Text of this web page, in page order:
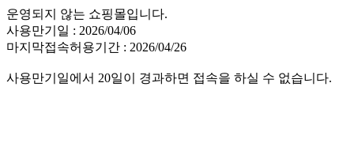
운영되지 않는 쇼핑몰입니다.
사용만기일 : 2026/04/06
마지막접속허용기간 : 2026/04/26
사용만기일에서 20일이 경과하면 접속을 하실 수 없습니다.